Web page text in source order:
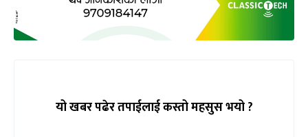
यो खबर पढेर तपाईलाई कस्तो महसुस भयो ?